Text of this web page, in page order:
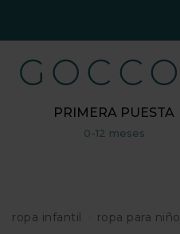
PRIMERA PUESTA
0-12 meses
ropa infantil ropa para niño